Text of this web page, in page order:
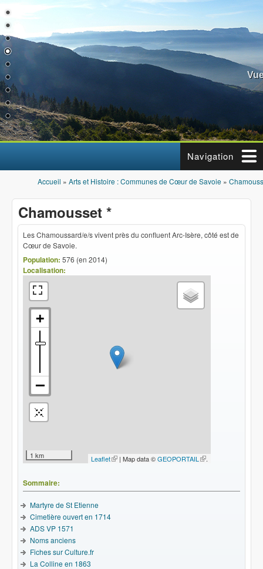
Aller au contenu principal
Navigation
Vous êtes ici
Accueil » Arts et Histoire : Communes de Cœur de Savoie »
Chamousset *
Les Chamoussard/e/s vivent près du confluent Arc-Isère, côté est de
Cœur de Savoie.
Population: 576 (en 2014)
Localisation:
1 km Leaflet(le lien est externe)
| Map data ©GEOPORTAIL (le lien
.
Sommaire:
Martyre de St Etienne
Cimetière ouvert en 1714
ADS VP 1571
Noms anciens
Fiches sur Culture.fr
La Colline en 1863